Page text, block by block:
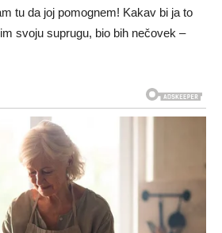
tu da joj pomognem! Kakav bi ja to
svoju suprugu, bio bih nečovek –